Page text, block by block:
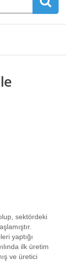
sektördeki
yaptığı
ilk üretim
ve üretici